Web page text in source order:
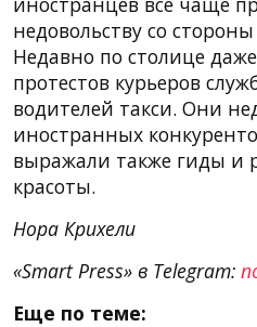
недовольству со
Недавно по столице
протестов курьеров
водителей такси. Они
иностранных
выражали также гиды и
красоты.
Нора Крихели
«Smart Press» в Telegram:
Еще по теме: